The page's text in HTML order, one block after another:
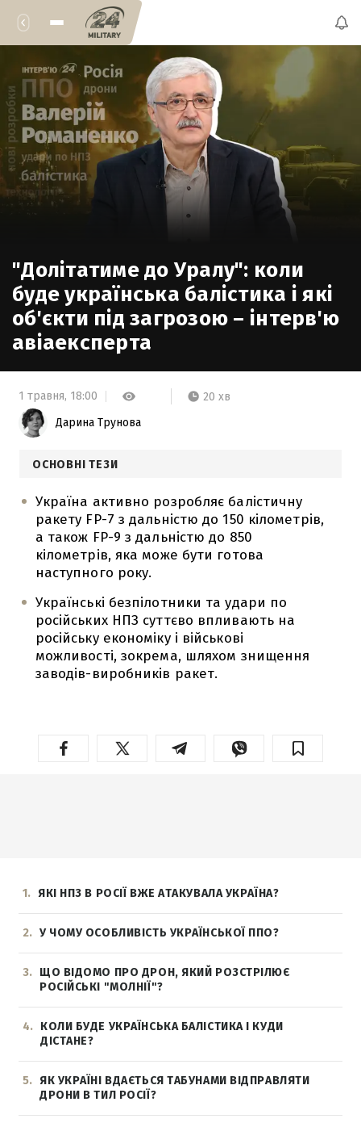
"Долітатиме до Уралу": коли
буде українська балістика і які
об'єкти під загрозою – інтерв'ю
авіаексперта
1 травня, 18:00
20 хв
Дарина Трунова
ОСНОВНІ ТЕЗИ
Україна активно розробляє балістичну
ракету FP-7 з дальністю до 150 кілометрів,
а також FP-9 з дальністю до 850
кілометрів, яка може бути готова
наступного року.
Українські безпілотники та удари по
російських НПЗ суттєво впливають на
російську економіку і військові
можливості, зокрема, шляхом знищення
заводів-виробників ракет.
1 ЯКІ НПЗ В РОСІЇ ВЖЕ АТАКУВАЛА УКРАЇНА?
2 У ЧОМУ ОСОБЛИВІСТЬ УКРАЇНСЬКОЇ ППО?
3
ЩО ВІДОМО ПРО ДРОН, ЯКИЙ РОЗСТРІЛЮЄ
РОСІЙСЬКІ "МОЛНІЇ"?
4
КОЛИ БУДЕ УКРАЇНСЬКА БАЛІСТИКА І КУДИ
ДІСТАНЕ?
5
ЯК УКРАЇНІ ВДАЄТЬСЯ ТАБУНАМИ ВІДПРАВЛЯТИ
ДРОНИ В ТИЛ РОСІЇ?